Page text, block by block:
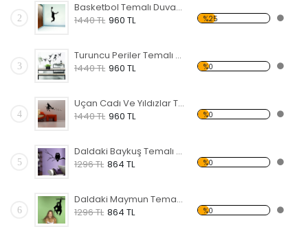
2
Basketbol Temalı Duvar Sticker
1440 TL 960 TL %25
3
Turuncu Periler Temalı Duvar Sticker
1440 TL 960 TL %0
4
Uçan Cadı Ve Yıldızlar Temalı Duvar Sticker
1440 TL 960 TL %0
5
Daldaki Baykuş Temalı Duvar Sticker
1296 TL 864 TL %0
6
Daldaki Maymun Temalı Duvar Sticker
1296 TL 864 TL %0